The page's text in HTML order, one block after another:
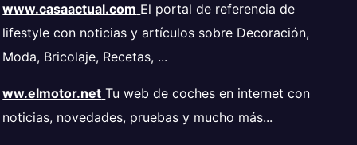
www.casaactual.com El portal de referencia de
lifestyle con noticias y artículos sobre Decoración,
Moda, Bricolaje, Recetas, ...
ww.elmotor.net Tu web de coches en internet con
noticias, novedades, pruebas y mucho más...